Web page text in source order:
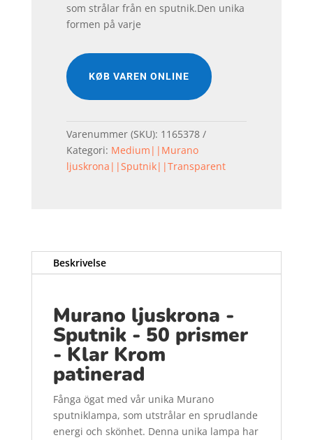
som strålar från en sputnik.Den unika
formen på varje
KØB VAREN ONLINE
Varenummer (SKU): 1165378
Kategori: Medium||Murano
ljuskrona||Sputnik||Transparent
Beskrivelse
Murano ljuskrona -
Sputnik - 50 prismer
- Klar Krom
patinerad
Fånga ögat med vår unika Murano
sputniklampa, som utstrålar en sprudlande
energi och skönhet. Denna unika lampa har